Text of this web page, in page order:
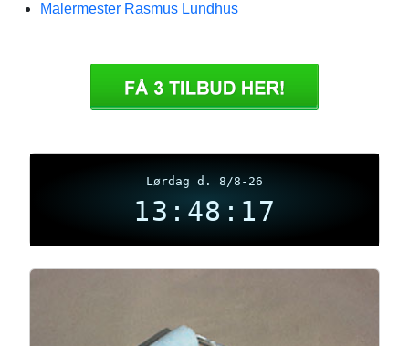
Malermester Rasmus Lundhus
Lørdag d. 8/8-26
13:48:18